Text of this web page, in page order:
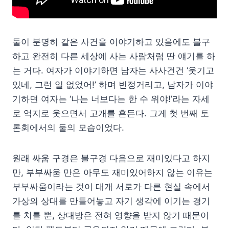
둘이 분명히 같은 사건을 이야기하고 있음에도 불구
하고 완전히 다른 세상에 사는 사람처럼 딴 얘기를 하
는 거다. 여자가 이야기하면 남자는 사사건건 ‘웃기고
있네, 그런 일 없었어!’ 하며 빈정거리고, 남자가 이야
기하면 여자는 ‘나는 너보다는 한 수 위야!’라는 자세
로 억지로 웃으면서 고개를 흔든다. 그게 첫 번째 토
론회에서의 둘의 모습이었다.
원래 싸움 구경은 불구경 다음으로 재미있다고 하지
만, 부부싸움 만은 아무도 재미있어하지 않는 이유는
부부싸움이라는 것이 대개 서로가 다른 현실 속에서
가상의 상대를 만들어놓고 자기 생각에 이기는 경기
를 치를 뿐, 상대방은 전혀 영향을 받지 않기 때문이